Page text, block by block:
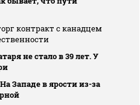
контракт с канадцем
не стало в 39 лет. У
Западе в ярости из-за